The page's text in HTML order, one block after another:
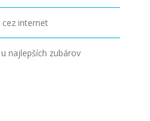
cez internet
najlepších zubárov